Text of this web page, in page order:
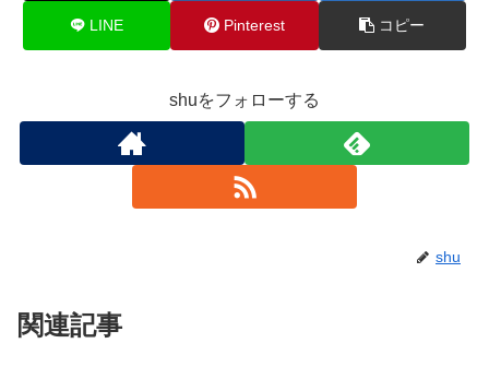
LINE Pinterest コピー
shuをフォローする
shu
関連記事